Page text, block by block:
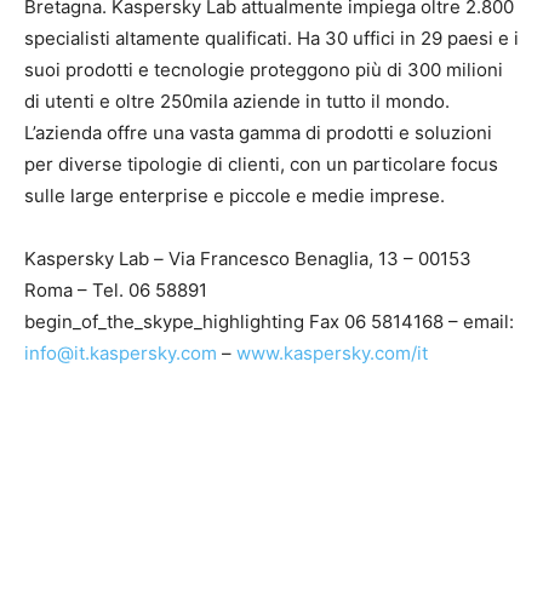
Bretagna. Kaspersky Lab attualmente impiega oltre 2.800
specialisti altamente qualificati. Ha 30 uffici in 29 paesi e i
suoi prodotti e tecnologie proteggono più di 300 milioni
di utenti e oltre 250mila aziende in tutto il mondo.
L’azienda offre una vasta gamma di prodotti e soluzioni
per diverse tipologie di clienti, con un particolare focus
sulle large enterprise e piccole e medie imprese.
Kaspersky Lab – Via Francesco Benaglia, 13 – 00153
Roma – Tel. 06 58891
begin_of_the_skype_highlighting Fax 06 5814168 – email:
info@it.kaspersky.com – www.kaspersky.com/it